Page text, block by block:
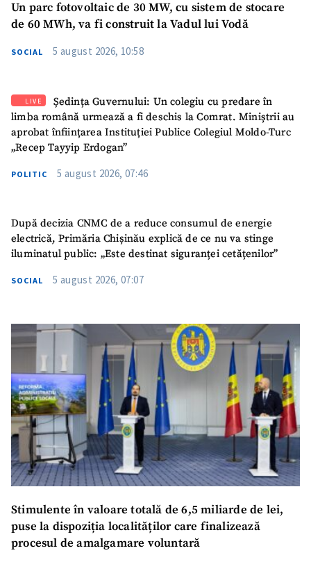
Un parc fotovoltaic de 30 MW, cu sistem de stocare
de 60 MWh, va fi construit la Vadul lui Vodă
SOCIAL 5 august 2026, 10:58
LIVE
Ședința Guvernului: Un colegiu cu predare în
limba română urmează a fi deschis la Comrat. Miniștrii au
aprobat înființarea Instituției Publice Colegiul Moldo-Turc
„Recep Tayyip Erdogan”
POLITIC 5 august 2026, 07:46
După decizia CNMC de a reduce consumul de energie
electrică, Primăria Chișinău explică de ce nu va stinge
iluminatul public: „Este destinat siguranței cetățenilor”
SOCIAL 5 august 2026, 07:07
Stimulente în valoare totală de 6,5 miliarde de lei,
puse la dispoziția localităților care finalizează
procesul de amalgamare voluntară